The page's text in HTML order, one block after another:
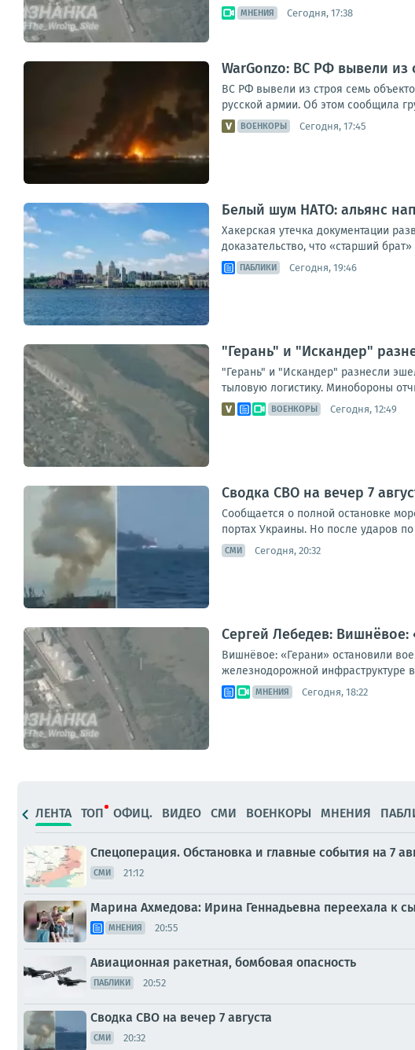
МНЕНИЯ Сегодня, 17:38
WarGonzo: ВС РФ вывели
ВС РФ вывели из строя семь
русской армии. Об этом сообщила
ВОЕНКОРЫ Сегодня, 17:45
Белый шум НАТО: альянс
Хакерская утечка документации
доказательство, что «старший
ПАБЛИКИ Сегодня, 19:46
"Герань" и "Искандер"
"Герань" и "Искандер" разнесли
тыловую логистику. Минобороны
ВОЕНКОРЫ Сегодня, 12:49
Сводка СВО на вечер 7
Сообщается о полной остановке
портах Украины. Но после ударов
СМИ Сегодня, 20:32
Сергей Лебедев:
Вишнёвое: «Герани» остановили
железнодорожной инфраструктуре
МНЕНИЯ Сегодня, 18:22
ЛЕНТА ТОП ОФИЦ. ВИДЕО СМИ ВОЕНКОРЫ МНЕНИЯ
Спецоперация. Обстановка и главные события на 7
СМИ 21:12
Марина Ахмедова: Ирина Геннадьевна переехала к
МНЕНИЯ 20:55
Авиационная ракетная, бомбовая опасность
ПАБЛИКИ 20:52
Сводка СВО на вечер 7 августа
СМИ 20:32